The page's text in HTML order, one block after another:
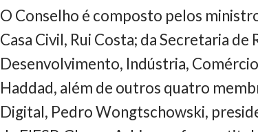
O Conselho é composto pelos
Casa Civil, Rui Costa; da Secretaria
Desenvolvimento, Indústria,
Haddad, além de outros quatro
Digital, Pedro Wongtschowski,